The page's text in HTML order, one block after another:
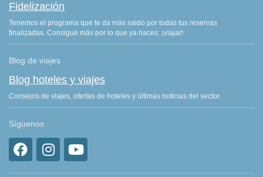
Fidelización
Tenemos el programa que te da más saldo por todas tus reservas
finalizadas. Consigue más por lo que ya haces: ¡viajar!
Blog de viajes
Blog hoteles y viajes
Consejos de viajes, ofertas de hoteles y últimas noticias del sector.
Síguenos